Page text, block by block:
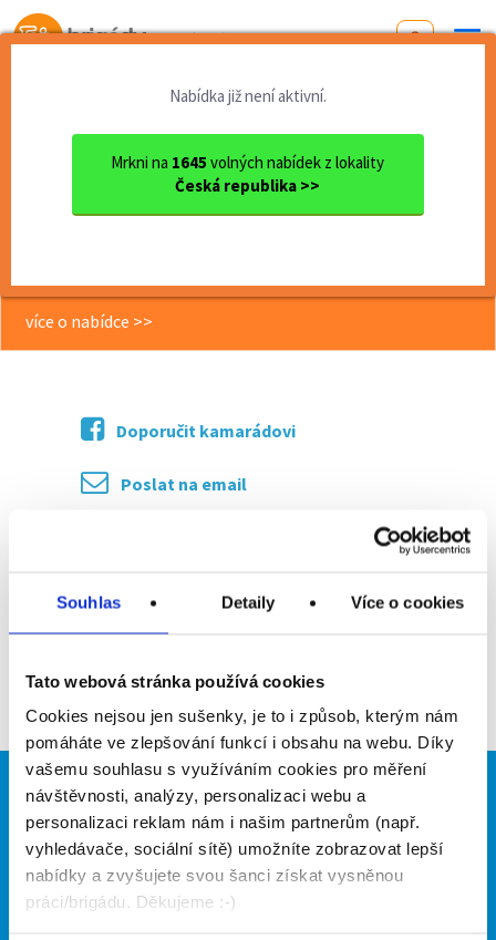
Souhlas Detaily Více o cookies
Tato webová stránka používá cookies
Cookies nejsou jen sušenky, je to i způsob, kterým nám
pomáháte ve zlepšování funkcí i obsahu na webu. Díky
vašemu souhlasu s využíváním cookies pro měření
návštěvnosti, analýzy, personalizaci webu a
personalizaci reklam nám i našim partnerům (např.
vyhledávače, sociální sítě) umožníte zobrazovat lepší
nabídky a zvyšujete svou šanci získat vysněnou
práci/brigádu. Děkujeme :-)
Od první brigády
Nabídka již není aktivní.
Mrkni na 1645 volných nabídek z lokality
Česká republika >>
Moravskoslezský kraj
okres Bruntál
Bruntál
Brigáda: Balíkový doručovat...
Brigáda: Balíkový doručovatel -
více o nabídce >>
Doporučit kamarádovi
Poslat na email
Zpět
Brigádníci
Články
Hledané brigády
Firmy
Vložit inzerát
Ceník